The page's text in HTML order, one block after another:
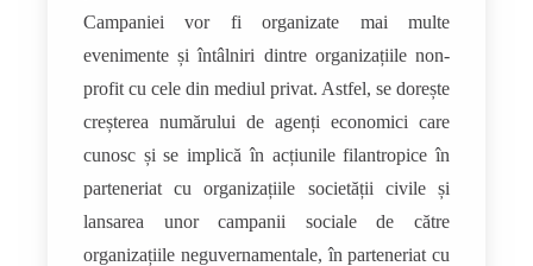
Campaniei vor fi organizate mai multe
evenimente și întâlniri dintre organizațiile non-
profit cu cele din mediul privat. Astfel, se dorește
creșterea numărului de agenți economici care
cunosc și se implică în acțiunile filantropice în
parteneriat cu organizațiile societății civile și
lansarea unor campanii sociale de către
organizațiile neguvernamentale, în parteneriat cu